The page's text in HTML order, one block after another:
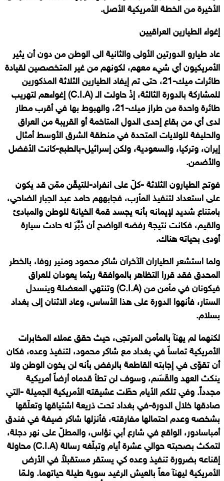
الأخيرة من الخطة الأمريكية الأصل.
إغواء الطيارين العراقيين
عاد طيارو الدورتين الأولى والثانية الى الوطن من دون أن يثير
الأمريكيون أي شيء معهم، لكونهم من غير المتخصصين لقيادة
طائرات ميك-21، حتى تم إيفاد الطيارين الثلاثة المذكورين
للمشاركة بالدورة الثالثة، إذْ حاولت الـ(
C.I.A
) إغواءهم لتهريب
طائرة واحدة من طراز ميك-21، والهبوط بها في أقرب مطار
لدى أي من بقاع إحدى الدول المتاخمة أو القريبة من العراق
والحليفة للولايات المتحدة في منطقة الشرق الأوسط أمثال
إيران، وتركيا، والسعودية، ولكن إسرائيل-بالطبع-كانت الأفضل
والأضمن.
فوتح الطيارون الثلاثة -كلّ على انفراد-للتيقّن ممّن قد يكون
على استعداد لتنفيذ المأرب، فجابههم حامد عبد الجبار الضاحي،
بامتناع شديد لإيمانه بأنه يجسد قمة الخيانة للوطن والمبادئ
والقيم، فكانت نتيجة رفضه الواضح أن دُبِّرَ له حادث سيارة
أودى بحياته هناك.
ولما استشعر الطياران الآخران شاكر محمود ومنير روفا، بالخطر
المحدق فقد قررا التظاهر بالموافقة ريثما يعودان للعراق
فيكونان في مأمن من (
C.I.A
) وتنتهي المعضلة وينسدل
الستار، فأنهوا الدورة على هذا الأساس، وعاد الاثنان إلى بغداد
بسلام.
لكنهما لم يهنآ بالمأمن المرتجى، حيث حقق عملاء المخابرات
الأمريكية تماساً في بغداد مع شاكر محمود، لتنفيذ وعده، فكان
أن تقوّى في إجابته القاطعة بالرفض بأنه لن يخون الوطن ولا
ينكث العهد والقَسَم، وسوف لن تطأ قدماه أرضاً أمريكية
مجدداً. وفي تلكم الأيام حطّت عشيقته الأمريكية الجميلة -التي
صادقها خلال الدورة-في بغداد تحت ذريعة اشتياقها وتعلّقها
بشخصه وعدم احتمالها مفارقته، فأنزلها شاكر ضيفة في فندق
أمباسادور، الواقع في شارع أبي نؤاس، والمطلّ على نهر دجلة،
لتمكث بصحبته حوالي عشرة أيام وتبلّغه رسالة (
C.I.A
)محاولة
إقناعه بضرورة تنفيذ وعده كي يستقر مستقبلاً في الأرض
الأمريكية ليهنآ معاً بالعيش الرغيد سوية طيلة حياتهما. ولـمّا